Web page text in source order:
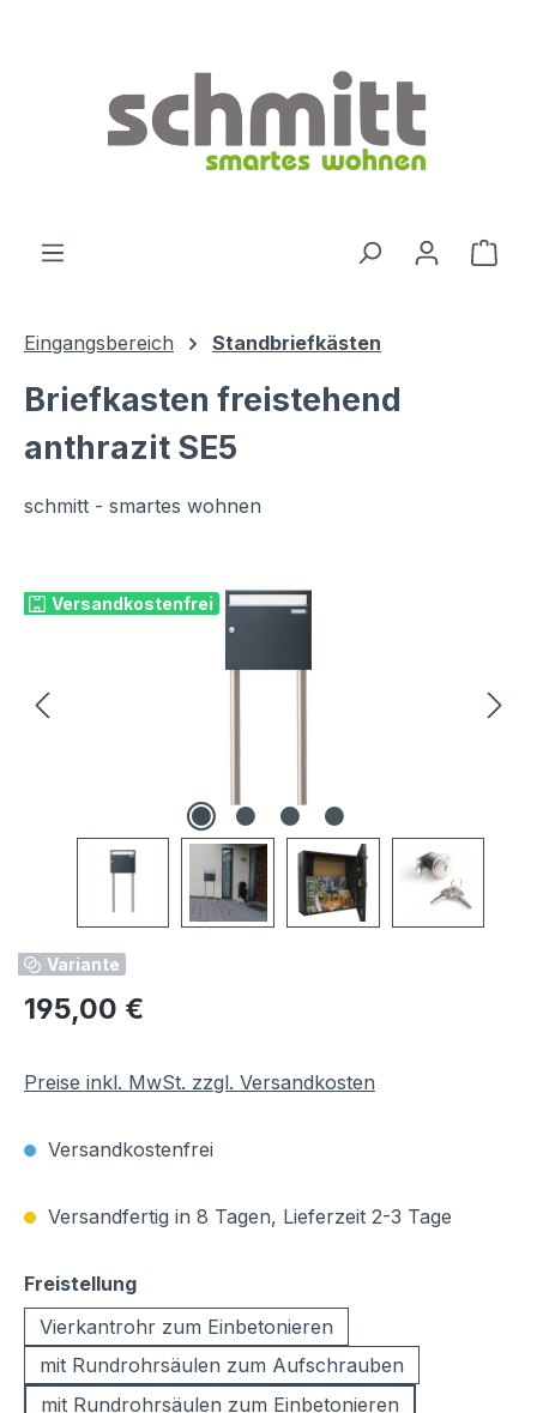
Eingangsbereich Standbriefkästen
Briefkasten freistehend
anthrazit SE5
schmitt - smartes wohnen
Versandkostenfrei
Variante
Regulärer Preis:
195,00 €
Preise inkl. MwSt. zzgl. Versandkosten
Versandkostenfrei
Versandfertig in 8 Tagen, Lieferzeit 2-3 Tage
Freistellungauswählen
Vierkantrohr zum Einbetonieren
mit Rundrohrsäulen zum Aufschrauben
mit Rundrohrsäulen zum Einbetonieren